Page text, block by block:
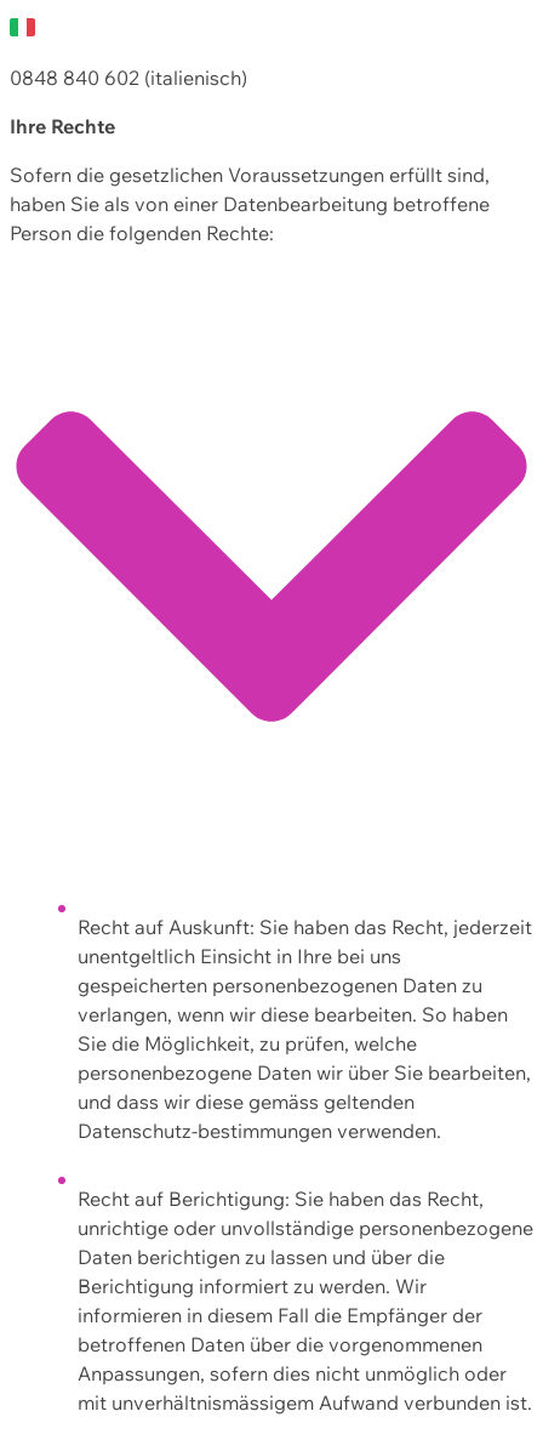
0848 840 602 (italienisch)
Ihre Rechte
Sofern die gesetzlichen Voraussetzungen erfüllt sind,
haben Sie als von einer Datenbearbeitung betroffene
Person die folgenden Rechte:
Recht auf Auskunft: Sie haben das Recht, jederzeit
unentgeltlich Einsicht in Ihre bei uns
gespeicherten personenbezogenen Daten zu
verlangen, wenn wir diese bearbeiten. So haben
Sie die Möglichkeit, zu prüfen, welche
personenbezogene Daten wir über Sie bearbeiten,
und dass wir diese gemäss geltenden
Datenschutz-bestimmungen verwenden.
Recht auf Berichtigung: Sie haben das Recht,
unrichtige oder unvollständige personenbezogene
Daten berichtigen zu lassen und über die
Berichtigung informiert zu werden. Wir
informieren in diesem Fall die Empfänger der
betroffenen Daten über die vorgenommenen
Anpassungen, sofern dies nicht unmöglich oder
mit unverhältnismässigem Aufwand verbunden ist.